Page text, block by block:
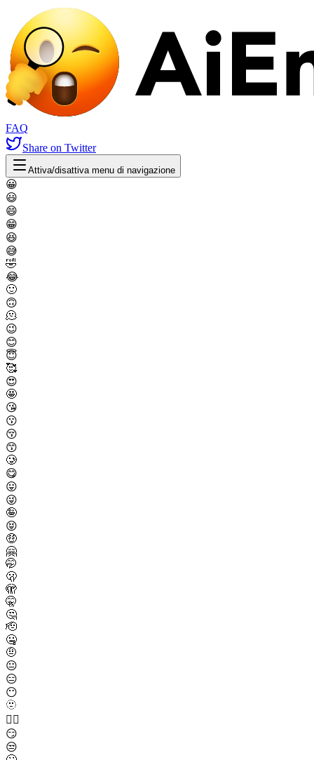
FAQ
Share on Twitter
Attiva/disattiva menu di navigazione
😀
😃
😄
😁
😆
😅
🤣
😂
🙂
🙃
🫠
😉
😊
😇
🥰
😍
🤩
😘
😗
😚
😙
🥲
😋
😛
😜
🤪
😝
🤑
🤗
🤭
🫢
🫣
🤫
🤔
🫡
🤐
🤨
😐
😑
😶
🫥
😶‍🌫️
😏
😒